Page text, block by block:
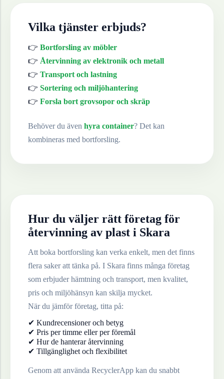
Vilka tjänster erbjuds?
👉 Bortforsling av möbler
👉 Återvinning av elektronik och metall
👉 Transport och lastning
👉 Sortering och miljöhantering
👉 Forsla bort grovsopor och skräp
Behöver du även hyra container? Det kan
kombineras med bortforsling.
Hur du väljer rätt företag för
återvinning av plast i Skara
Att boka bortforsling kan verka enkelt, men det finns
flera saker att tänka på. I Skara finns många företag
som erbjuder hämtning och transport, men kvalitet,
pris och miljöhänsyn kan skilja mycket.
När du jämför företag, titta på:
✔ Kundrecensioner och betyg
✔ Pris per timme eller per föremål
✔ Hur de hanterar återvinning
✔ Tillgänglighet och flexibilitet
Genom att använda RecyclerApp kan du snabbt